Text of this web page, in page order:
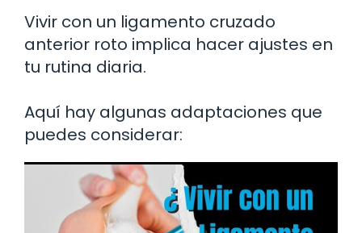
Vivir con un ligamento cruzado
anterior roto implica hacer ajustes en
tu rutina diaria.
Aquí hay algunas adaptaciones que
puedes considerar: